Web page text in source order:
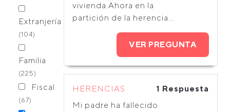
Extranjería
(104)
Familia
(225)
Fiscal
(67)
vivienda.Ahora en la
partición de la herencia...
VER PREGUNTA
HERENCIAS
1 Respuesta
Mi padre ha fallecido